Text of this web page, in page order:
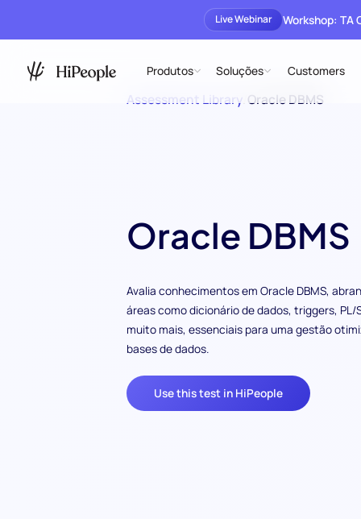
Live Webinar Workshop: TA
Produtos Soluções Customers
Assessment Library Oracle DBMS
Oracle DBMS
Avalia conhecimentos em Oracle DBMS,
áreas como dicionário de dados, triggers, PL/
muito mais, essenciais para uma gestão
bases de dados.
Use this test in HiPeople